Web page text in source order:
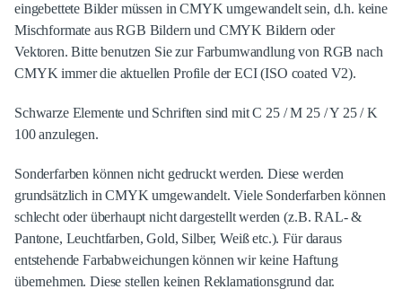
eingebettete Bilder müssen in CMYK umgewandelt sein, d.h. keine
Mischformate aus RGB Bildern und CMYK Bildern oder
Vektoren. Bitte benutzen Sie zur Farbumwandlung von RGB nach
CMYK immer die aktuellen Profile der ECI (ISO coated V2).
Schwarze Elemente und Schriften sind mit C 25 / M 25 / Y 25 / K
100 anzulegen.
Sonderfarben können nicht gedruckt werden. Diese werden
grundsätzlich in CMYK umgewandelt. Viele Sonderfarben können
schlecht oder überhaupt nicht dargestellt werden (z.B. RAL- &
Pantone, Leuchtfarben, Gold, Silber, Weiß etc.). Für daraus
entstehende Farbabweichungen können wir keine Haftung
übernehmen. Diese stellen keinen Reklamationsgrund dar.